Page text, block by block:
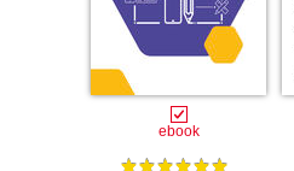
ebook